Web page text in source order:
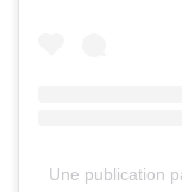
Une publication